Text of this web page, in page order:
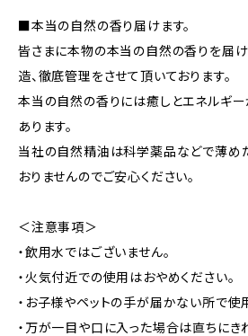
■本当の自然の香り届けます。
皆さまに本物の本当の自然の香りを届
造、徹底管理をさせて頂いております。
本当の自然の香りには癒しとエネルギ
あります。
当社の自然精油は科学薬品などで薄め
おりませんのでご安心ください。
＜注意事項＞
・飲用水ではございません。
・火気付近での使用はおやめください。
・お子様やペットの手が届かない所で使
・万が一目や口に入った場合は直ちに